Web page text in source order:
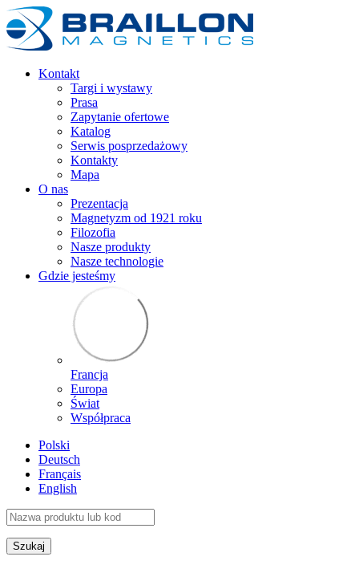
Kontakt
Targi i wystawy
Prasa
Zapytanie ofertowe
Katalog
Serwis posprzedażowy
Kontakty
Mapa
O nas
Prezentacja
Magnetyzm od 1921 roku
Filozofia
Nasze produkty
Nasze technologie
Gdzie jesteśmy
Francja
Europa
Świat
Współpraca
Polski
Deutsch
Français
English